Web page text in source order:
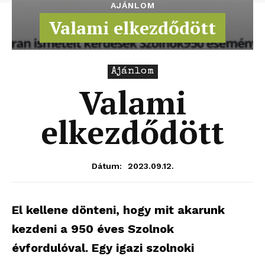
AJÁNLOM
Valami elkezdődött
Ajánlom
Valami
elkezdődött
Dátum: 2023.09.12.
El kellene dönteni, hogy mit akarunk
kezdeni a 950 éves Szolnok
évfordulóval. Egy igazi szolnoki